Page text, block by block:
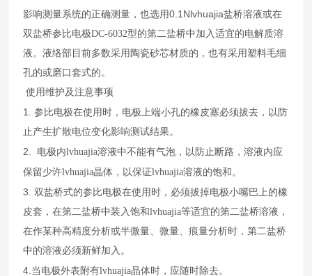
影响测量系统的正确测量，也选用0.1Nlvhuajia盐桥溶液或在
双盐桥参比电极DC-6032型的第二盐桥中加入适宜的电解质溶
液。液络部目前多数采用陶瓷砂芯材质的，也有采用塑料毛细
孔的或磨口套式的。
使用维护及注意事项
1.参比电极在使用时，电极上端小孔的橡皮塞必须拔去，以防
止产生扩散电位变化影响测试结果。
2. 电极内lvhuajia溶液中不能有气泡，以防止断路，溶液内应
保留少许lvhuajia晶体，以保证lvhuajia溶液的饱和。
3.双盐桥式的参比电极在使用时，必须拔掉电极小嘴巴上的橡
皮套，在第二盐桥中装入饱和lvhuajia等适宜的第二盐桥溶液，
在作某种高精度分析或半微量、微量、痕量分析时，第二盐桥
中的溶液必须新鲜加入。
4. 当电极外表附有lvhuajia晶体时，应随时除去。